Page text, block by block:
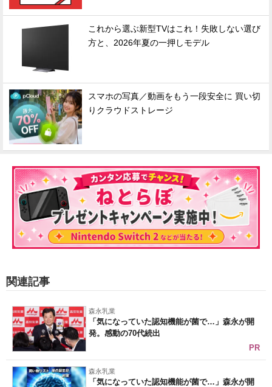
これから選ぶ新型TVはこれ！失敗しない選び
方と、2026年夏の一押しモデル
スマホの写真／動画をもう一段安全に 買い切
りクラウドストレージ
関連記事
森永乳業
「気になっていた認知機能が菌で…」森永が開
発。感動の70代続出
PR
森永乳業
「気になっていた認知機能が菌で…」森永が開